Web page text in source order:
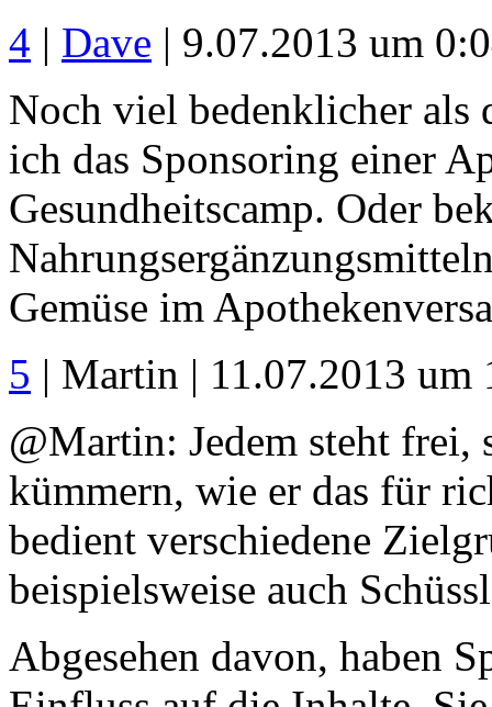
4 | Dave | 9.07.2013 um
Noch viel bedenklicher als
ich das Sponsoring einer
Gesundheitscamp. Oder
Gemüse im
5 | Martin | 11.07.2013 um
@Martin: Jedem steht frei,
kümmern, wie er das für
bedient verschiedene
beispielsweise auch
Abgesehen davon, haben